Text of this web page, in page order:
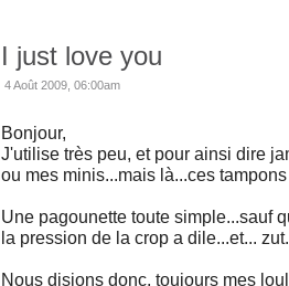
I just love you
4 Août 2009, 06:00am
Bonjour,
J'utilise très peu, et pour ainsi dire
ou mes minis...mais là...ces
Une pagounette toute simple...sauf
la pression de la crop a dile...et...
Nous disions donc, toujours mes